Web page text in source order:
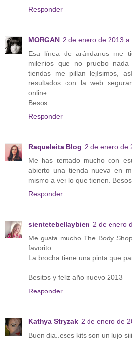
Responder
MORGAN 2 de enero de 2013 a
Esa línea de arándanos me
milenios que no pruebo
tiendas me pillan lejísimos,
resultados con la web
online.
Besos
Responder
Raqueleita Blog 2 de enero de
Me has tentado mucho con
abierto una tienda nueva en
mismo a ver lo que tienen. Besos.
Responder
sientetebellaybien 2 de enero
Me gusta mucho The Body
favorito.
La brocha tiene una pinta que
Besitos y feliz año nuevo 2013
Responder
Kathya Stryzak 2 de enero de
Buen dia..eses kits son un lujo